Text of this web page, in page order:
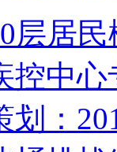
层居
控中心
划：